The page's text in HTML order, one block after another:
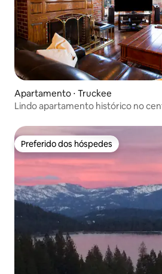
Apartamento ⋅ Truckee
Lindo apartamento histórico no
Preferido dos hóspedes
Preferido dos hóspedes